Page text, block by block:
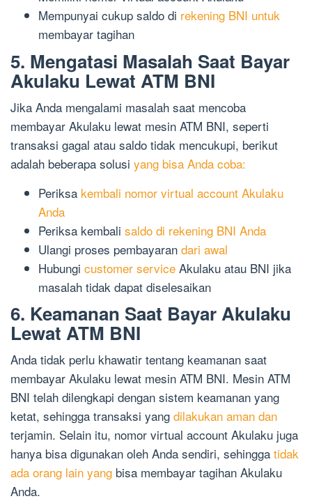
Mempunyai cukup saldo di rekening BNI untuk
membayar tagihan
5. Mengatasi Masalah Saat Bayar
Akulaku Lewat ATM BNI
Jika Anda mengalami masalah saat mencoba
membayar Akulaku lewat mesin ATM BNI, seperti
transaksi gagal atau saldo tidak mencukupi, berikut
adalah beberapa solusi yang bisa Anda coba:
Periksa kembali nomor virtual account Akulaku
Anda
Periksa kembali saldo di rekening BNI Anda
Ulangi proses pembayaran dari awal
Hubungi customer service Akulaku atau BNI jika
masalah tidak dapat diselesaikan
6. Keamanan Saat Bayar Akulaku
Lewat ATM BNI
Anda tidak perlu khawatir tentang keamanan saat
membayar Akulaku lewat mesin ATM BNI. Mesin ATM
BNI telah dilengkapi dengan sistem keamanan yang
ketat, sehingga transaksi yang dilakukan aman dan
terjamin. Selain itu, nomor virtual account Akulaku juga
hanya bisa digunakan oleh Anda sendiri, sehingga tidak
ada orang lain yang bisa membayar tagihan Akulaku
Anda.